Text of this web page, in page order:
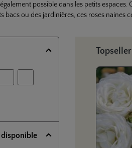
possible dans les petits
bacs ou des jardinières, ces roses
Ignorer la
Topseller